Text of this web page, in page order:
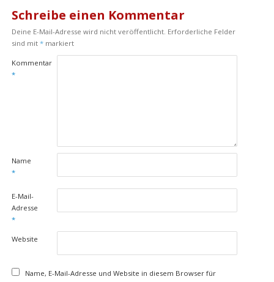
Schreibe einen Kommentar
Deine E-Mail-Adresse wird nicht veröffentlicht. Erforderliche Felder
sind mit *markiert
Kommentar
*
Name
*
E-Mail-
Adresse
*
Website
Name, E-Mail-Adresse und Website in diesem Browser für